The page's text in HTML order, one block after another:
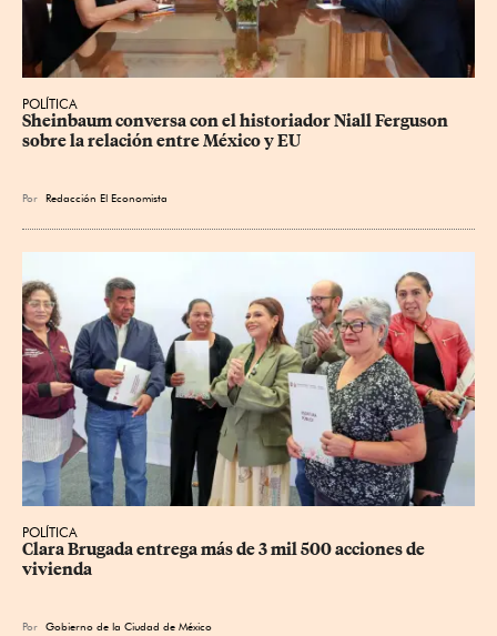
POLÍTICA
Sheinbaum conversa con el historiador Niall Ferguson
sobre la relación entre México y EU
Por Redacción El Economista
POLÍTICA
Clara Brugada entrega más de 3 mil 500 acciones de
vivienda
Por Gobierno de la Ciudad de México